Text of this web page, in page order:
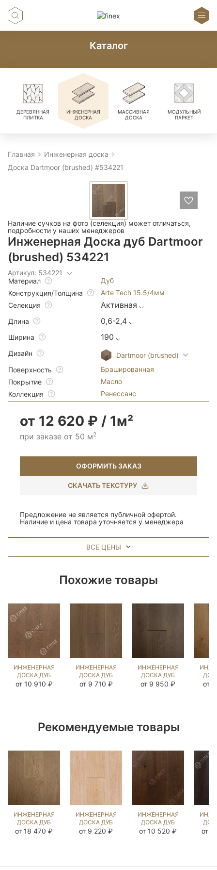
Каталог
ДЕРЕВЯННАЯ
ПЛИТКА
ИНЖЕНЕРНАЯ
ДОСКА
МАССИВНАЯ
ДОСКА
МОДУЛЬНЫЙ
ПАРКЕТ
Главная
Инженерная доска
Доска Dartmoor (brushed) #534221
Наличие сучков на фото (селекция) может отличаться,
подробности у наших менеджеров
Инженерная Доска дуб Dartmoor
(brushed) 534221
Артикул: 534221
Материал
Дуб
Конструкция/Толщина
Arte Tech 15.5/4мм
Селекция
Активная
Длина 0,6-2,4
Ширина 190
Дизайн
Dartmoor (brushed)
Поверхность
Брашированная
Покрытие
Масло
Коллекция
Ренессанс
от 12 620 ₽ / 1м²
при заказе от 50 м2
ОФОРМИТЬ ЗАКАЗ
СКАЧАТЬ ТЕКСТУРУ
Предложение не является публичной офертой.
Наличие и цена товара уточняется у менеджера
ВСЕ ЦЕНЫ
Похожие товары
ИНЖЕНЕРНАЯ
ДОСКА ДУБ
ДЕНВЕР
от 10 910 ₽
ИНЖЕНЕРНАЯ
ДОСКА ДУБ
БЬЁРН
от 9 710 ₽
ИНЖЕНЕРНАЯ
ДОСКА ДУБ
MISSISSIPPI
от 9 950 ₽ от
Рекомендуемые товары
ИНЖЕНЕРНАЯ
ДОСКА ДУБ
ЭСТЕЙТ NEW
от 18 470 ₽
ИНЖЕНЕРНАЯ
ДОСКА ДУБ
СТЭЙН
от 9 220 ₽
ИНЖЕНЕРНАЯ
ДОСКА ДУБ
МИДЛ
от 10 520 ₽ от